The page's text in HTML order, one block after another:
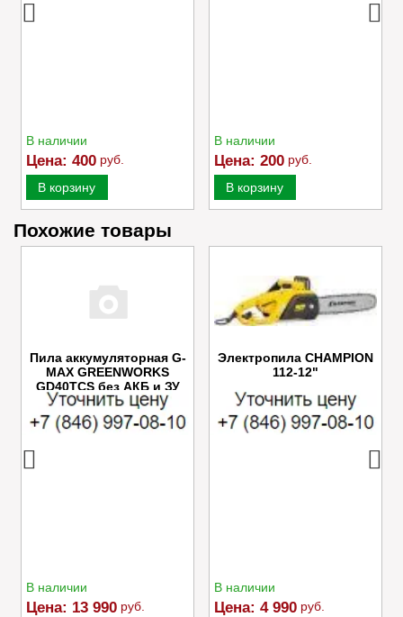
В наличии
Цена: 400 руб.
В корзину
В наличии
Цена: 200 руб.
В корзину
Похожие товары
Пила аккумуляторная G-
MAX GREENWORKS
GD40TCS без АКБ и ЗУ
В наличии
Цена: 13 990 руб.
Электропила CHAMPION
112-12"
В наличии
Цена: 4 990 руб.